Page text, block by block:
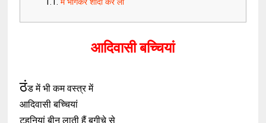
मैं भागकर शादी कर ली
आदिवासी बच्चियां
ठंड में भी कम वस्त्र में
आदिवासी बच्चियां
टहनियां बीन लाती हैं बगीचे से